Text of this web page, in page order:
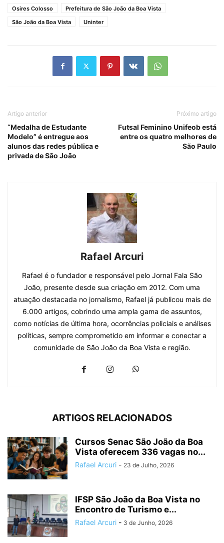
Osires Colosso
Prefeitura de São João da Boa Vista
São João da Boa Vista
Uninter
Artigo anterior
“Medalha de Estudante
Modelo” é entregue aos
alunos das redes pública e
privada de São João
Próximo artigo
Futsal Feminino Unifeob está
entre os quatro melhores de
São Paulo
Rafael Arcuri
Rafael é o fundador e responsável pelo Jornal Fala São
João, presente desde sua criação em 2012. Com uma
atuação destacada no jornalismo, Rafael já publicou mais de
6.000 artigos, cobrindo uma ampla gama de assuntos,
como notícias de última hora, ocorrências policiais e análises
políticas, sempre comprometido em informar e conectar a
comunidade de São João da Boa Vista e região.
ARTIGOS RELACIONADOS
Cursos Senac São João da Boa
Vista oferecem 336 vagas no...
Rafael Arcuri - 23 de Julho, 2026
IFSP São João da Boa Vista no
Encontro de Turismo e...
Rafael Arcuri - 3 de Junho, 2026